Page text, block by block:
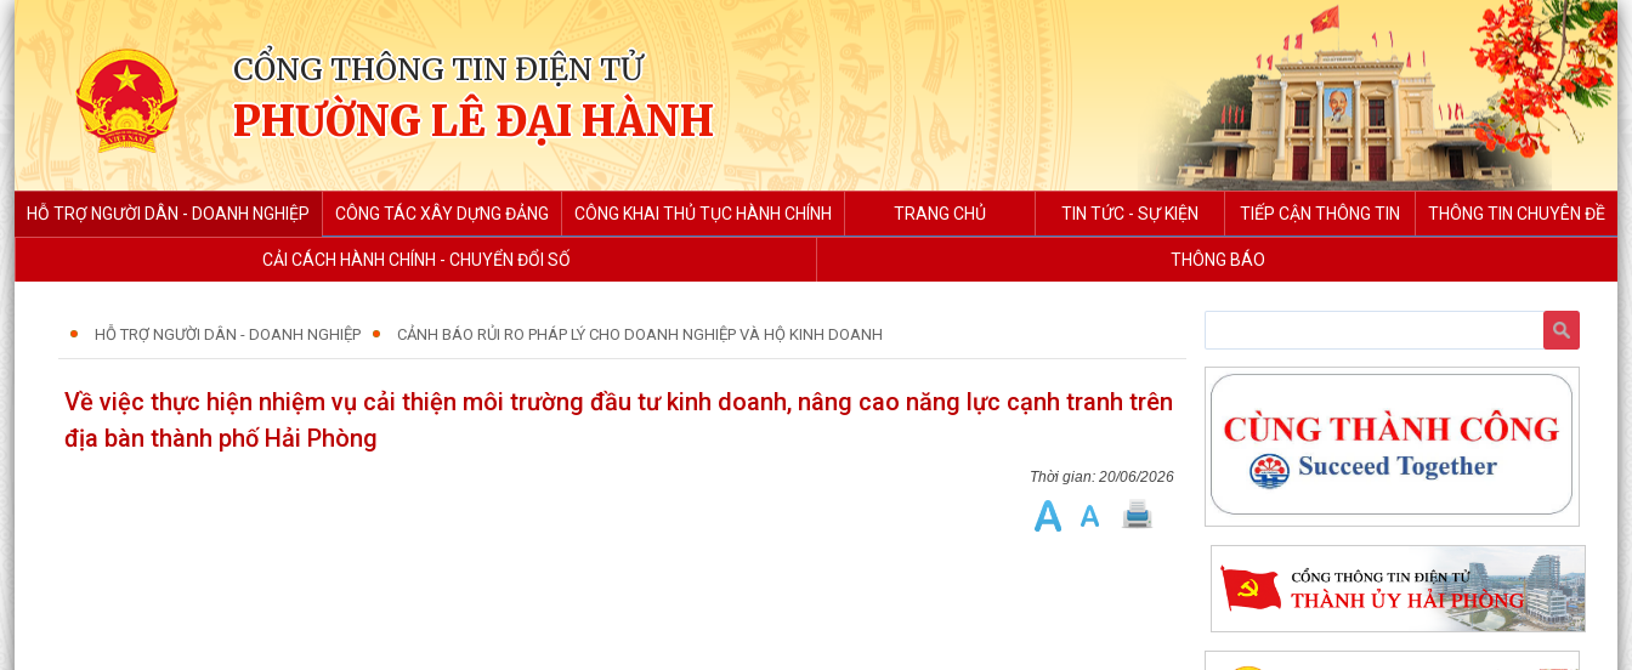
CỔNG THÔNG TIN ĐIỆN TỬ
PHƯỜNG LÊ ĐẠI HÀNH
HỖ TRỢ NGƯỜI DÂN - DOANH NGHIỆP CÔNG TÁC XÂY DỰNG ĐẢNG CÔNG KHAI THỦ TỤC HÀNH CHÍNH TRANG CHỦ TIN TỨC - SỰ KIỆN TIẾP CẬN THÔNG TIN THÔNG TIN CHUYÊN ĐỀ
CẢI CÁCH HÀNH CHÍNH - CHUYỂN ĐỔI SỐ THÔNG BÁO
HỖ TRỢ NGƯỜI DÂN - DOANH NGHIỆP CẢNH BÁO RỦI RO PHÁP LÝ CHO DOANH NGHIỆP VÀ HỘ KINH DOANH
Về việc thực hiện nhiệm vụ cải thiện môi trường đầu tư kinh doanh, nâng cao năng lực cạnh tranh trên
địa bàn thành phố Hải Phòng
20/06/2026